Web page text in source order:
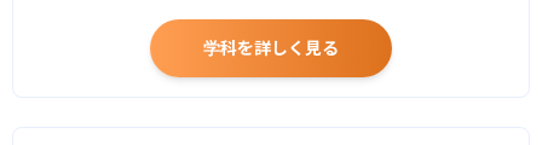
学科を詳しく見る